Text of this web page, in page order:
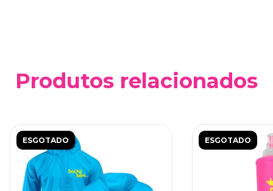
Produtos relacionados
ESGOTADO ESGOTADO